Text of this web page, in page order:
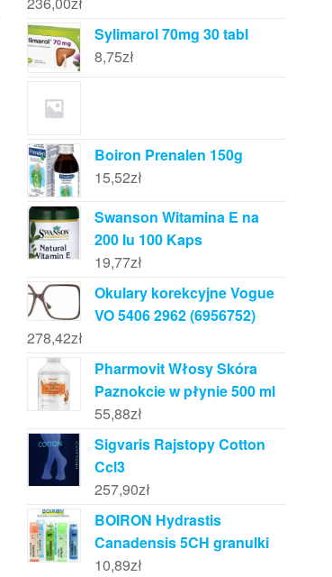
Sylimarol 70mg 30 tabl
8,75zł
Boiron Prenalen 150g
15,52zł
Swanson Witamina E na
200 Iu 100 Kaps
19,77zł
Okulary korekcyjne Vogue
VO 5406 2962 (6956752)
278,42zł
Pharmovit Włosy Skóra
Paznokcie w płynie 500 ml
55,88zł
Sigvaris Rajstopy Cotton
Ccl3
257,90zł
BOIRON Hydrastis
Canadensis 5CH granulki
10,89zł